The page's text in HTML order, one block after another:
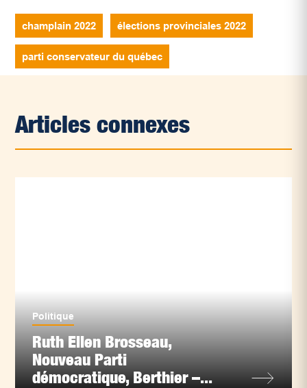
champlain 2022 élections provinciales 2022
parti conservateur du québec
Articles connexes
Politique
Ruth Ellen Brosseau,
Nouveau Parti
démocratique, Berthier –...